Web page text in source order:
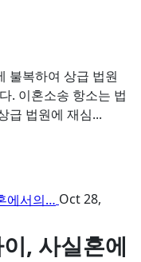
불복하여 상급 법원
. 이혼소송 항소는 법
급 법원에 재심...
Oct 28,
, 사실혼에